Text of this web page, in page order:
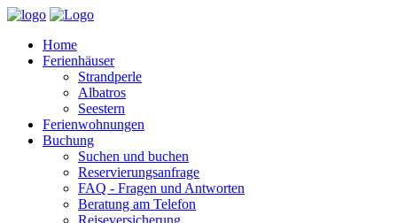
Home
Ferienhäuser
Strandperle
Albatros
Seestern
Ferienwohnungen
Buchung
Suchen und buchen
Reservierungsanfrage
FAQ - Fragen und Antworten
Beratung am Telefon
Reiseversicherung